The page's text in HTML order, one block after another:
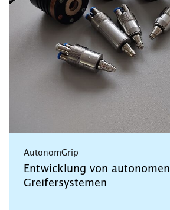
AutonomGrip
Entwicklung von autonomen
Greifersystemen